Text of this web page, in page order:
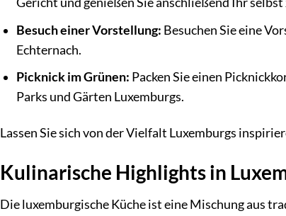
Besuch einer Vorstellung: Besuchen Sie eine
Echternach.
Picknick im Grünen: Packen Sie einen
Parks und Gärten Luxemburgs.
Lassen Sie sich von der Vielfalt Luxemburgs
Kulinarische Highlights in
Die luxemburgische Küche ist eine Mischung aus